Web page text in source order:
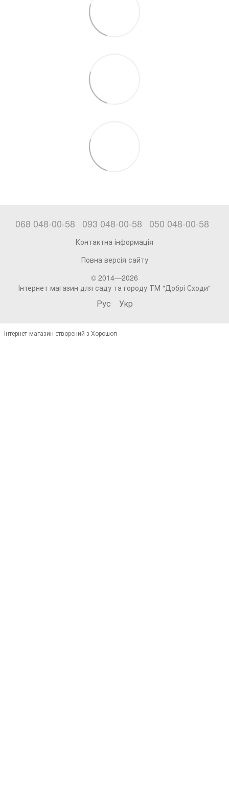
068 048-00-58 093 048-00-58 050 048-00-58
Контактна інформація
Повна версія сайту
© 2014—2026
Інтернет магазин для саду та городу ТМ "Добрі Сходи"
Рус Укр
Інтернет-магазин створений з Хорошоп